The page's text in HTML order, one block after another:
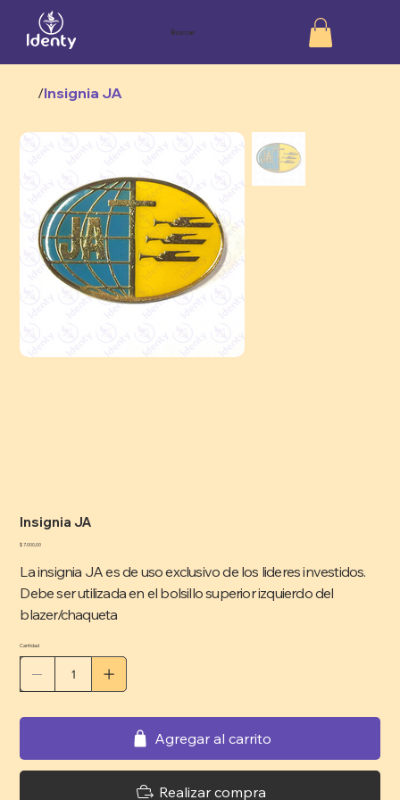
Buscar
/Insignia JA
Insignia JA
Precio
$ 7.000,00
La insignia JA es de uso exclusivo de los lideres investidos.
Debe ser utilizada en el bolsillo superior izquierdo del
blazer/chaqueta
Cantidad
Agregar al carrito
Realizar compra